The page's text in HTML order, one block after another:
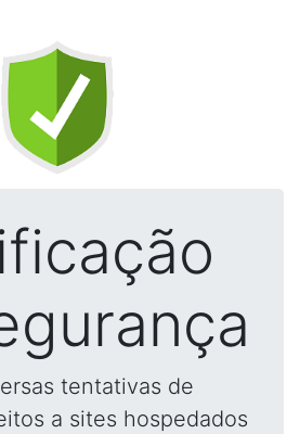
tentativas de
a sites hospedados